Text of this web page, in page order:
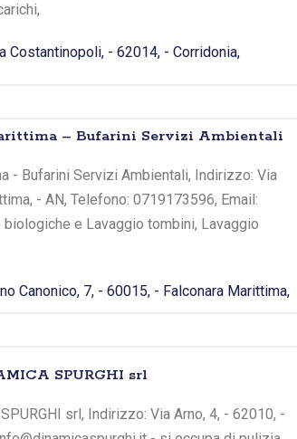
Costantinopoli, - 62014, - Corridonia,
– Bufarini Servizi Ambientali
- Bufarini Servizi Ambientali, Indirizzo: Via
- AN, Telefono: 0719173596, Email:
e Lavaggio tombini, Lavaggio
Canonico, 7, - 60015, - Falconara Marittima,
SPURGHI srl
srl, Indirizzo: Via Arno, 4, - 62010, -